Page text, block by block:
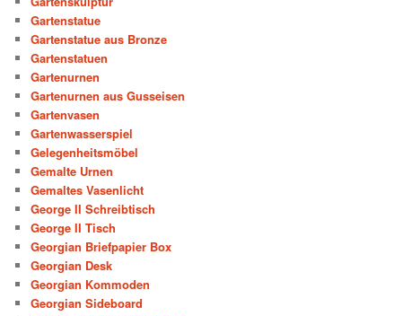
Gartenstatue
Gartenstatue aus Bronze
Gartenstatuen
Gartenurnen
Gartenurnen aus Gusseisen
Gartenvasen
Gartenwasserspiel
Gelegenheitsmöbel
Gemalte Urnen
Gemaltes Vasenlicht
George II Schreibtisch
George II Tisch
Georgian Briefpapier Box
Georgian Desk
Georgian Kommoden
Georgian Sideboard